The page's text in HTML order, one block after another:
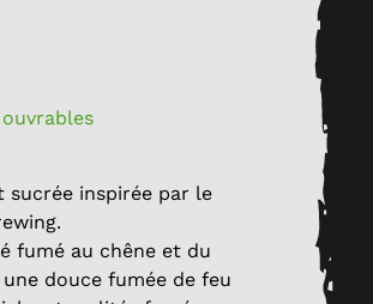
sucrée inspirée par le
fumé au chêne et du
douce fumée de feu